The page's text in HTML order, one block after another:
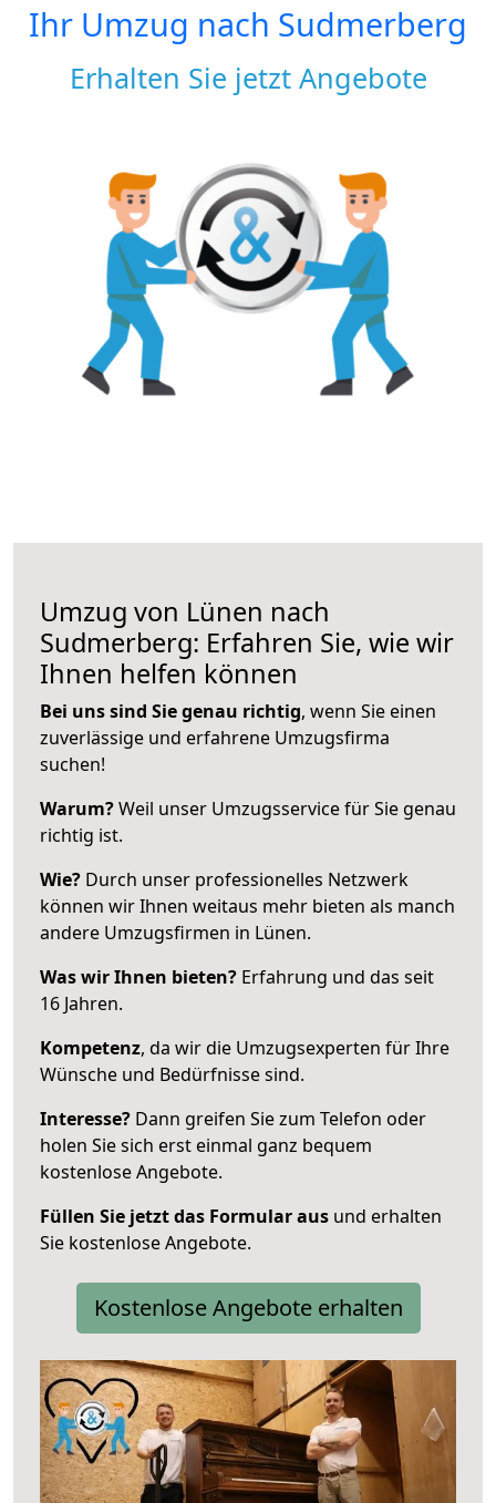
Ihr Umzug nach Sudmerberg
Erhalten Sie jetzt Angebote
Umzug von Lünen nach
Sudmerberg: Erfahren Sie, wie wir
Ihnen helfen können
Bei uns sind Sie genau richtig, wenn Sie einen
zuverlässige und erfahrene Umzugsfirma
suchen!
Warum?Weil unser Umzugsservice für Sie genau
richtig ist.
Wie? Durch unser professionelles Netzwerk
können wir Ihnen weitaus mehr bieten als manch
andere Umzugsfirmen in Lünen.
Was wir Ihnen bieten? Erfahrung und das seit
16 Jahren.
Kompetenz, da wir die Umzugsexperten für Ihre
Wünsche und Bedürfnisse sind.
Interesse? Dann greifen Sie zum Telefon oder
holen Sie sich erst einmal ganz bequem
kostenlose Angebote.
Füllen Sie jetzt das Formular aus und erhalten
Sie kostenlose Angebote.
Kostenlose Angebote erhalten